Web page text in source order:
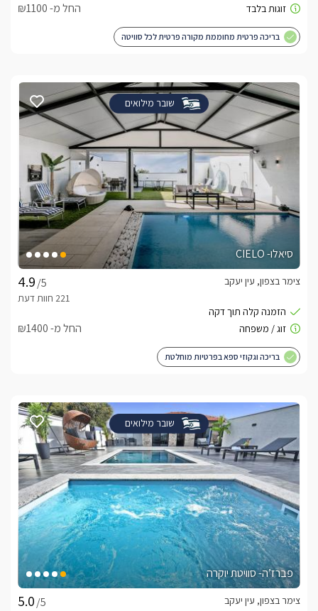
החל מ- ₪1100
בריכה פרטית מחוממת מקורה פרטית לכל סוויטה
שובר מילואים
סיאלו- CIELO
/5
צימר בצפון, עין יעקב
החל מ- ₪1400
בריכה וגקוזי ספא בפרטיות מוחלטת
שובר מילואים
פברז’ה- סוויטת יוקרה
/5
צימר בצפון, עין יעקב